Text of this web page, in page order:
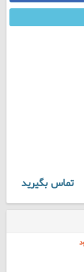
تماس بگیرید